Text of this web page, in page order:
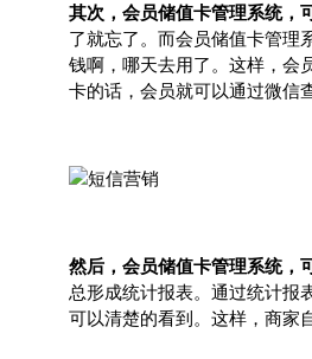
其次，会员储值卡管理系统，
了就忘了。而会员储值卡管理
钱啊，哪天去用了。这样，会
卡的话，会员就可以通过微信
然后，会员储值卡管理系统，
总形成统计报表。通过统计报
可以清楚的看到。这样，商家